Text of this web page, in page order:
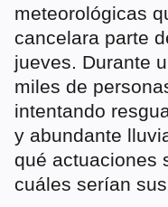
meteorológicas
cancelara parte
jueves. Durante
miles de
intentando
y abundante
qué actuaciones
cuáles serían